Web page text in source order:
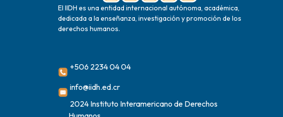
El IIDH es una entidad internacional autónoma, académica,
dedicada a la enseñanza, investigación y promoción de los
derechos humanos.
+506 2234 04 04
info@iidh.ed.cr
2024 Instituto Interamericano de Derechos